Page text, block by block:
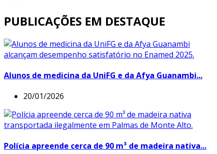
PUBLICAÇÕES EM DESTAQUE
Alunos de medicina da UniFG e da Afya Guanambi...
20/01/2026
Polícia apreende cerca de 90 m³ de madeira nativa...